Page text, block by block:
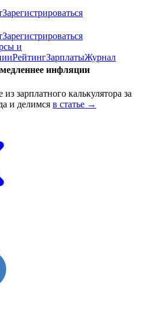
Зарегистрироваться
Зарегистрироваться
и
РейтингЗарплатыЖурнал
инфляции
зарплатного калькулятора за
и делимся в статье →